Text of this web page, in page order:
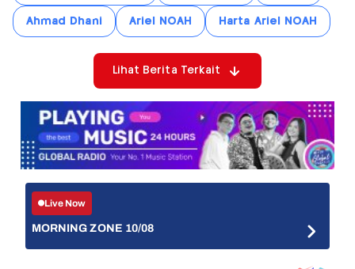
Ahmad Dhani Ariel NOAH Harta Ariel NOAH
Lihat Berita Terkait
Live Now
MORNING ZONE 10/08